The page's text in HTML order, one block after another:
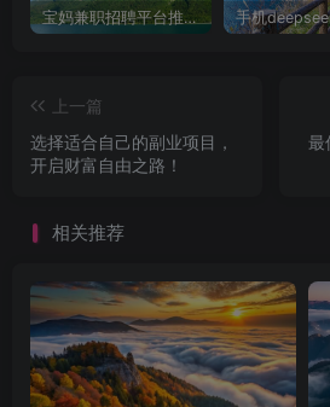
宝妈兼职招聘平台推荐，轻松找到理想工作！
上一篇
选择适合自己的副业项目，
开启财富自由之路！
最
相关推荐